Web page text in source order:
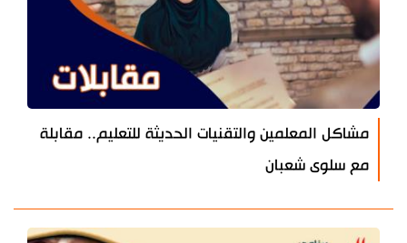
مشاكل المعلمين والتقنيات الحديثة للتعليم.. مقابلة
مع سلوى شعبان